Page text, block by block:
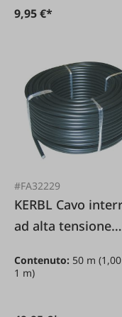
9,95 €*
#FA32229
KERBL Cavo interrato
ad alta tensione
m
Contenuto: 50 m
1 m)